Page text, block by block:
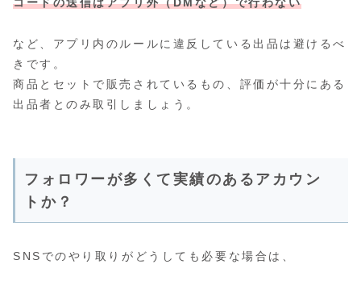
コードの送信はアプリ外（DMなど）で行わない
など、アプリ内のルールに違反している出品は避けるべ
きです。
商品とセットで販売されているもの、評価が十分にある
出品者とのみ取引しましょう。
フォロワーが多くて実績のあるアカウン
トか？
SNSでのやり取りがどうしても必要な場合は、